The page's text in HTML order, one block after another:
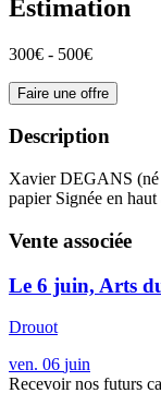
Estimation
300€ - 500€
Faire une offre
Description
Xavier DEGANS (né
papier Signée en
Vente associée
Le 6 juin, Arts
Drouot
ven. 06 juin
Recevoir nos futurs